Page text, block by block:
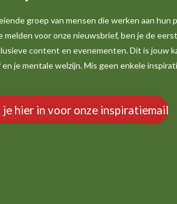
groep van mensen die werken aan hun
melden voor onze nieuwsbrief, ben je de
content en evenementen. Dit is jouw
je mentale welzijn. Mis geen enkele
hier in voor onze inspiratiemail